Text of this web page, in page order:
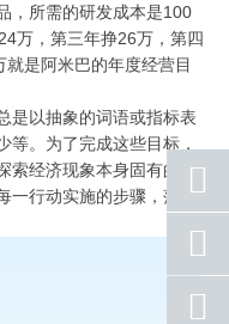
，所需的研发成本是100
万，第三年挣26万，第四
是阿米巴的年度经营目
是以抽象的词语或指标表
等。为了完成这些目标，
索经济现象本身固有的规
一行动实施的步骤，落实
座机
号码
手机
号码